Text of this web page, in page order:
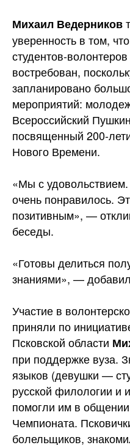
Михаил Ведерников
уверенность в том,
студентов-
востребован,
запланировано
мероприятий:
Всероссийский
посвященный 200-
Нового Времени.
«Мы с
очень понравилось.
позитивным», —
беседы.
«Готовы делиться
знаниями», —
Участие в
приняли по
Псковской области
при поддержке вуза.
языков (девушки —
русской филологии и
помогли им в
Чемпионата.
болельщиков,